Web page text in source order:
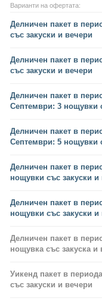
Варианти на офертата:
Делничен пакет в
със закуски и вечери
Делничен пакет в
със закуски и вечери
Делничен пакет в
Септември: 3 нощувки
Делничен пакет в
Септември: 5 нощувки
Делничен пакет в
нощувки със закуски и
Делничен пакет в
нощувки със закуски и
Делничен пакет в
нощувка със закуска и
Уикенд пакет в
със закуски и вечери